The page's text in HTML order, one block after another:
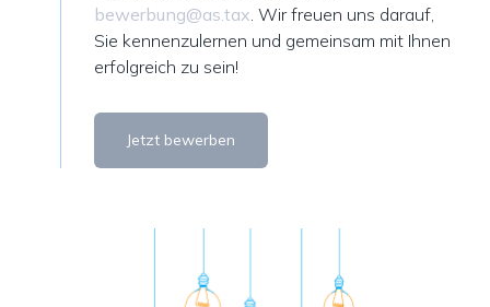
bewerbung@as.tax . Wir freuen uns darauf,
Sie kennenzulernen und gemeinsam mit Ihnen
erfolgreich zu sein!
Jetzt bewerben